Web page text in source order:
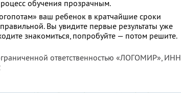
обучения прозрачным.
ваш ребенок в кратчайшие сроки
Вы увидите первые результаты уже
знакомиться, попробуйте — потом решите.
ответственностью «ЛОГОМИР»,ИНН